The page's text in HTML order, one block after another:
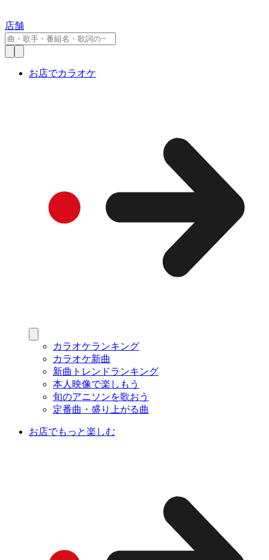
店舗
お店でカラオケ
カラオケランキング
カラオケ新曲
新曲トレンドランキング
本人映像で楽しもう
旬のアニソンを歌おう
定番曲・盛り上がる曲
お店でもっと楽しむ